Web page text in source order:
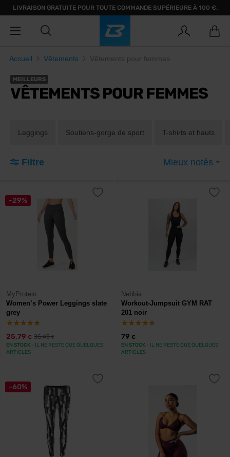
LIVRAISON GRATUITE POUR TOUTE COMMANDE SUPÉRIEURE À 100 €.
Accueil Vêtements Vêtements pour femmes
MEILLEURS
VÊTEMENTS POUR FEMMES
Leggings Soutiens-gorge de sport T-shirts et hauts
Filtre Mieux notés
-29%
MyProtein
Women’s Power Leggings slate
grey
25,79 € 36,49€
EN STOCK - IL NE RESTE QUE QUELQUES
ARTICLES
Nebbia
Workout-Jumpsuit GYM RAT
201 noir
79 €
EN STOCK - IL NE RESTE QUE QUELQUES
ARTICLES
-60%